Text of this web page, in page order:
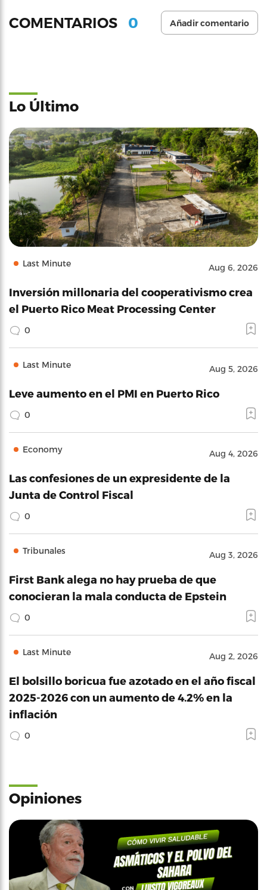
COMENTARIOS 0 Añadir comentario
Lo Último
Last Minute Aug 6, 2026
Inversión millonaria del cooperativismo crea
el Puerto Rico Meat Processing Center
0
Last Minute Aug 5, 2026
Leve aumento en el PMI en Puerto Rico
0
Economy Aug 4, 2026
Las confesiones de un expresidente de la
Junta de Control Fiscal
0
Tribunales Aug 3, 2026
First Bank alega no hay prueba de que
conocieran la mala conducta de Epstein
0
Last Minute Aug 2, 2026
El bolsillo boricua fue azotado en el año fiscal
2025-2026 con un aumento de 4.2% en la
inflación
0
Opiniones